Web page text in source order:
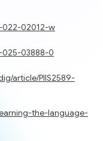
022-02012-w
025-03888-0
article/PIIS2589-
the-language-